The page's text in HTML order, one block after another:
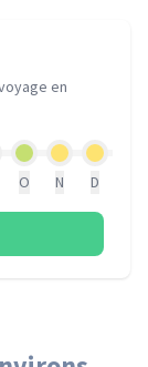
en
O N D